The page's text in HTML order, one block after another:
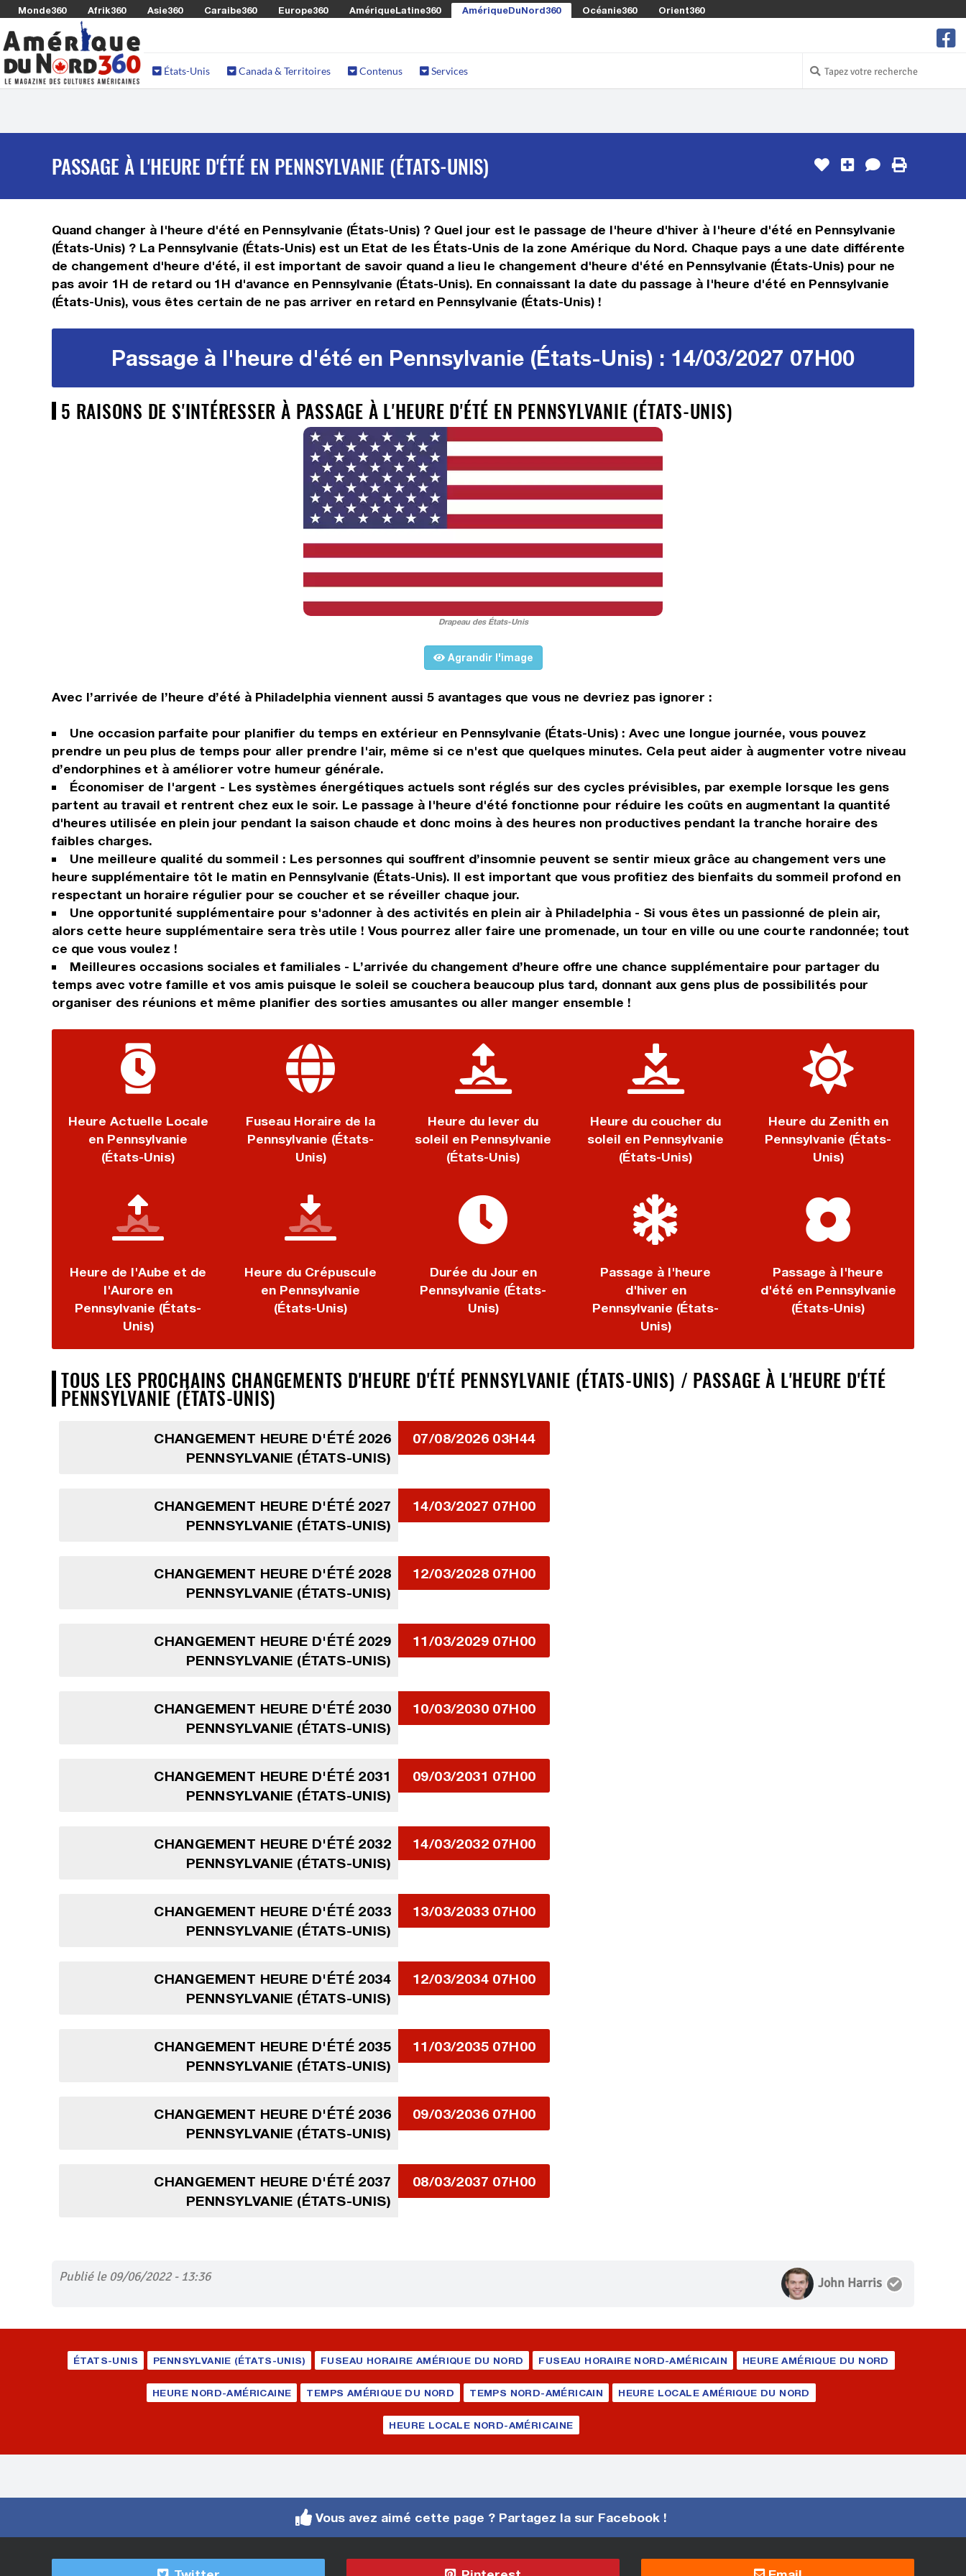
Monde360 Afrik360 Asie360 Caraibe360 Europe360 AmériqueLatine360 AmériqueDuNord360 Océanie360 Orient360
États-Unis Canada & Territoires Contenus Services
PASSAGE À L'HEURE D'ÉTÉ EN PENNSYLVANIE (ÉTATS-UNIS)
Quand changer à l'heure d'été en Pennsylvanie (États-Unis) ? Quel jour est le passage de l'heure d'hiver à l'heure d'été en Pennsylvanie
(États-Unis) ? La Pennsylvanie (États-Unis) est un Etat de les États-Unis de la zone Amérique du Nord. Chaque pays a une date différente
de changement d'heure d'été, il est important de savoir quand a lieu le changement d'heure d'été en Pennsylvanie (États-Unis) pour ne
pas avoir 1H de retard ou 1H d'avance en Pennsylvanie (États-Unis). En connaissant la date du passage à l'heure d'été en Pennsylvanie
(États-Unis), vous êtes certain de ne pas arriver en retard en Pennsylvanie (États-Unis) !
Passage à l'heure d'été en Pennsylvanie (États-Unis) : 14/03/2027 07H00
5 RAISONS DE S'INTÉRESSER À PASSAGE À L'HEURE D'ÉTÉ EN PENNSYLVANIE (ÉTATS-UNIS)
Drapeau des États-Unis
Agrandir l'image
Avec l’arrivée de l’heure d’été à Philadelphia viennent aussi 5 avantages que vous ne devriez pas ignorer :
Une occasion parfaite pour planifier du temps en extérieur en Pennsylvanie (États-Unis) : Avec une longue journée, vous pouvez
prendre un peu plus de temps pour aller prendre l'air, même si ce n'est que quelques minutes. Cela peut aider à augmenter votre niveau
d’endorphines et à améliorer votre humeur générale.
Économiser de l'argent - Les systèmes énergétiques actuels sont réglés sur des cycles prévisibles, par exemple lorsque les gens
partent au travail et rentrent chez eux le soir. Le passage à l'heure d'été fonctionne pour réduire les coûts en augmentant la quantité
d'heures utilisée en plein jour pendant la saison chaude et donc moins à des heures non productives pendant la tranche horaire des
faibles charges.
Une meilleure qualité du sommeil : Les personnes qui souffrent d’insomnie peuvent se sentir mieux grâce au changement vers une
heure supplémentaire tôt le matin en Pennsylvanie (États-Unis). Il est important que vous profitiez des bienfaits du sommeil profond en
respectant un horaire régulier pour se coucher et se réveiller chaque jour.
Une opportunité supplémentaire pour s'adonner à des activités en plein air à Philadelphia - Si vous êtes un passionné de plein air,
alors cette heure supplémentaire sera très utile ! Vous pourrez aller faire une promenade, un tour en ville ou une courte randonnée; tout
ce que vous voulez !
Meilleures occasions sociales et familiales - L’arrivée du changement d’heure offre une chance supplémentaire pour partager du
temps avec votre famille et vos amis puisque le soleil se couchera beaucoup plus tard, donnant aux gens plus de possibilités pour
organiser des réunions et même planifier des sorties amusantes ou aller manger ensemble !
Heure Actuelle Locale
en Pennsylvanie
(États-Unis)
Fuseau Horaire de la
Pennsylvanie (États-
Unis)
Heure du lever du
soleil en Pennsylvanie
(États-Unis)
Heure du coucher du
soleil en Pennsylvanie
(États-Unis)
Heure du Zenith en
Pennsylvanie (États-
Unis)
Heure de l'Aube et de
l'Aurore en
Pennsylvanie (États-
Unis)
Heure du Crépuscule
en Pennsylvanie
(États-Unis)
Durée du Jour en
Pennsylvanie (États-
Unis)
Passage à l'heure
d'hiver en
Pennsylvanie (États-
Unis)
Passage à l'heure
d'été en Pennsylvanie
(États-Unis)
TOUS LES PROCHAINS CHANGEMENTS D'HEURE D'ÉTÉ PENNSYLVANIE (ÉTATS-UNIS) / PASSAGE À L'HEURE D'ÉTÉ
PENNSYLVANIE (ÉTATS-UNIS)
CHANGEMENT HEURE D'ÉTÉ 2026
PENNSYLVANIE (ÉTATS-UNIS)
07/08/2026 03H44
CHANGEMENT HEURE D'ÉTÉ 2027
PENNSYLVANIE (ÉTATS-UNIS)
14/03/2027 07H00
CHANGEMENT HEURE D'ÉTÉ 2028
PENNSYLVANIE (ÉTATS-UNIS)
12/03/2028 07H00
CHANGEMENT HEURE D'ÉTÉ 2029
PENNSYLVANIE (ÉTATS-UNIS)
11/03/2029 07H00
CHANGEMENT HEURE D'ÉTÉ 2030
PENNSYLVANIE (ÉTATS-UNIS)
10/03/2030 07H00
CHANGEMENT HEURE D'ÉTÉ 2031
PENNSYLVANIE (ÉTATS-UNIS)
09/03/2031 07H00
CHANGEMENT HEURE D'ÉTÉ 2032
PENNSYLVANIE (ÉTATS-UNIS)
14/03/2032 07H00
CHANGEMENT HEURE D'ÉTÉ 2033
PENNSYLVANIE (ÉTATS-UNIS)
13/03/2033 07H00
CHANGEMENT HEURE D'ÉTÉ 2034
PENNSYLVANIE (ÉTATS-UNIS)
12/03/2034 07H00
CHANGEMENT HEURE D'ÉTÉ 2035
PENNSYLVANIE (ÉTATS-UNIS)
11/03/2035 07H00
CHANGEMENT HEURE D'ÉTÉ 2036
PENNSYLVANIE (ÉTATS-UNIS)
09/03/2036 07H00
CHANGEMENT HEURE D'ÉTÉ 2037
PENNSYLVANIE (ÉTATS-UNIS)
08/03/2037 07H00
Publié le 09/06/2022 - 13:36 John Harris
ÉTATS-UNIS PENNSYLVANIE (ÉTATS-UNIS) FUSEAU HORAIRE AMÉRIQUE DU NORD FUSEAU HORAIRE NORD-AMÉRICAIN HEURE AMÉRIQUE DU NORD
HEURE NORD-AMÉRICAINE TEMPS AMÉRIQUE DU NORD TEMPS NORD-AMÉRICAIN HEURE LOCALE AMÉRIQUE DU NORD
HEURE LOCALE NORD-AMÉRICAINE
Vous avez aimé cette page ? Partagez la sur Facebook !